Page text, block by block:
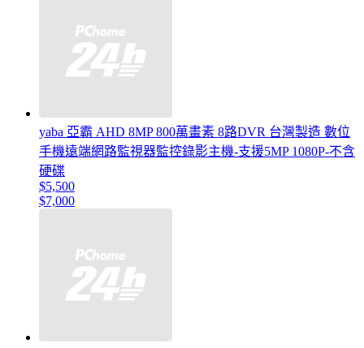
yaba 亞霸 AHD 8MP 800萬畫素 8路DVR 台灣製造 數位
手機遠端網路監視器監控錄影主機-支援5MP 1080P-不含
硬碟
$5,500
$7,000